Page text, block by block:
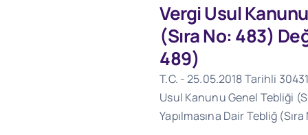
Vergi Usul
(Sıra No: 483)
489)
T.C. - 25.05.2018 Tarihli
Usul Kanunu Genel Tebliği
Yapılmasına Dair Tebliğ